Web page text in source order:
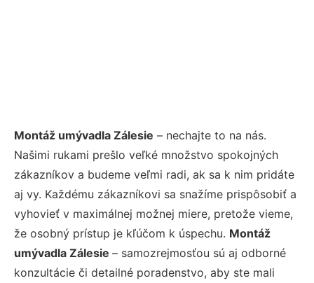
Montáž umývadla Zálesie – nechajte to na nás.
Našimi rukami prešlo veľké množstvo spokojných
zákazníkov a budeme veľmi radi, ak sa k nim pridáte
aj vy. Každému zákazníkovi sa snažíme prispôsobiť a
vyhovieť v maximálnej možnej miere, pretože vieme,
že osobný prístup je kľúčom k úspechu. Montáž
umývadla Zálesie – samozrejmosťou sú aj odborné
konzultácie či detailné poradenstvo, aby ste mali